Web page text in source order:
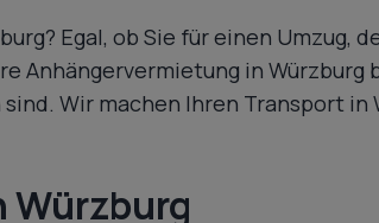
Egal, ob Sie für einen
Anhängervermietung in
Wir machen Ihren Transport in